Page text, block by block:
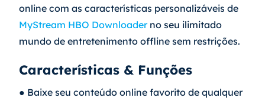
online com as características personalizáveis de
MyStream HBO Downloader no seu ilimitado
mundo de entretenimento offline sem restrições.
Características & Funções
● Baixe seu conteúdo online favorito de qualquer